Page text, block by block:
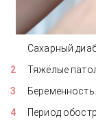
Сахарный
Тяжёлые
Беременность.
Период